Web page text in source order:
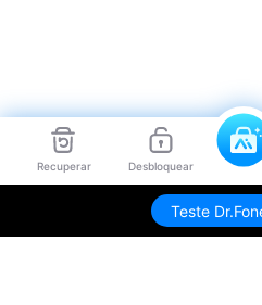
Recuperar Desbloquear
Teste